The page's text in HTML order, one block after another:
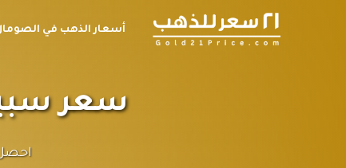
أسعار الذهب في
سعر سبيكة الذهب